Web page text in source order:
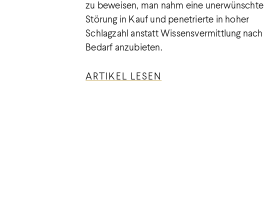
zu beweisen, man nahm eine unerwünschte
Störung in Kauf und penetrierte in hoher
Schlagzahl anstatt Wissensvermittlung nach
Bedarf anzubieten.
ARTIKEL LESEN